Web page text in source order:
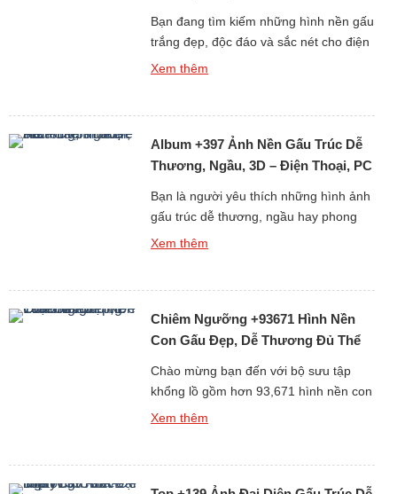
Bạn đang tìm kiếm những hình nền gấu
trắng đẹp, độc đáo và sắc nét cho điện
thoại hoặc máy tính? Bộ sưu tập mới
từ cái nhìn đầu tiên. Tại […]
Xem thêm
Album +397 Ảnh Nền Gấu Trúc Dễ
Thương, Ngầu, 3D – Điện Thoại, PC
Bạn là người yêu thích những hình ảnh
gấu trúc dễ thương, ngầu hay phong
cách 3D sống động? Album +397 ảnh
tượng của sự dễ thương và thân thiện,
[…]
Xem thêm
Chiêm Ngưỡng +93671 Hình Nền
Con Gấu Đẹp, Dễ Thương Đủ Thể
Chào mừng bạn đến với bộ sưu tập
khổng lồ gồm hơn 93,671 hình nền con
gấu đẹp, dễ thương và đa dạng thể loại
Xem thêm